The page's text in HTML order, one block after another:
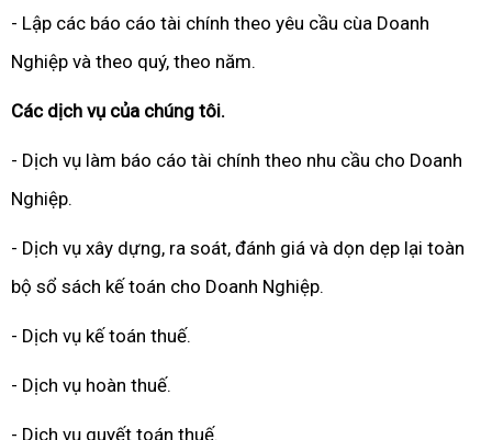
- Lập các báo cáo tài chính theo yêu cầu cùa Doanh
Nghiệp và theo quý, theo năm.
Các dịch vụ của chúng tôi.
- Dịch vụ làm báo cáo tài chính theo nhu cầu cho Doanh
Nghiệp.
- Dịch vụ xây dựng, ra soát, đánh giá và dọn dẹp lại toàn
bộ sổ sách kế toán cho Doanh Nghiệp.
- Dịch vụ kế toán thuế.
- Dịch vụ hoàn thuế.
- Dịch vụ quyết toán thuế.